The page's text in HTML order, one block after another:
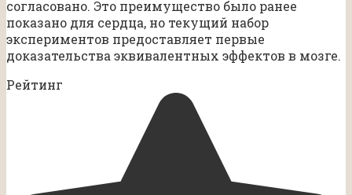
согласовано. Это преимущество было ранее
показано для сердца, но текущий набор
экспериментов предоставляет первые
доказательства эквивалентных эффектов в мозге.
Рейтинг